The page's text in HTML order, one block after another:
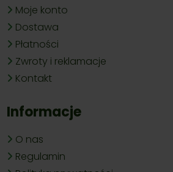
Moje konto
Dostawa
Płatności
Zwroty i reklamacje
Kontakt
Informacje
O nas
Regulamin